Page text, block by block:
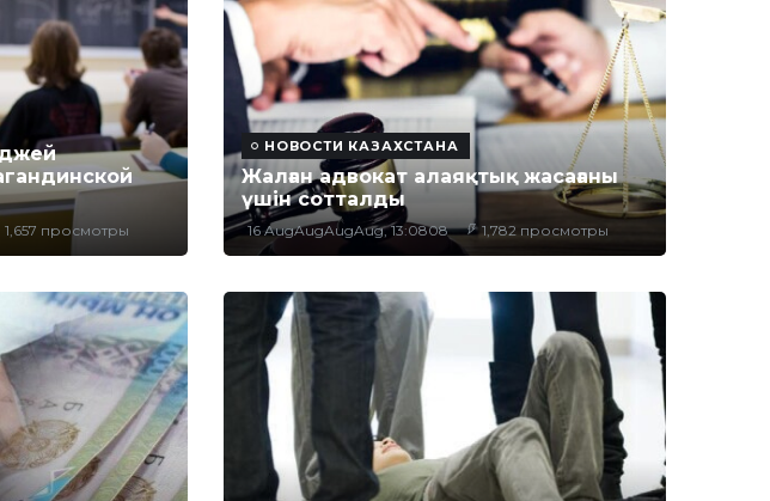
1,657 просмотры
НОВОСТИ КАЗАХСТАНА
Жалған адвокат алаяқтық жасағаны
үшін сотталды
16 AugAugAugAug, 13:0808 1,782 просмотры